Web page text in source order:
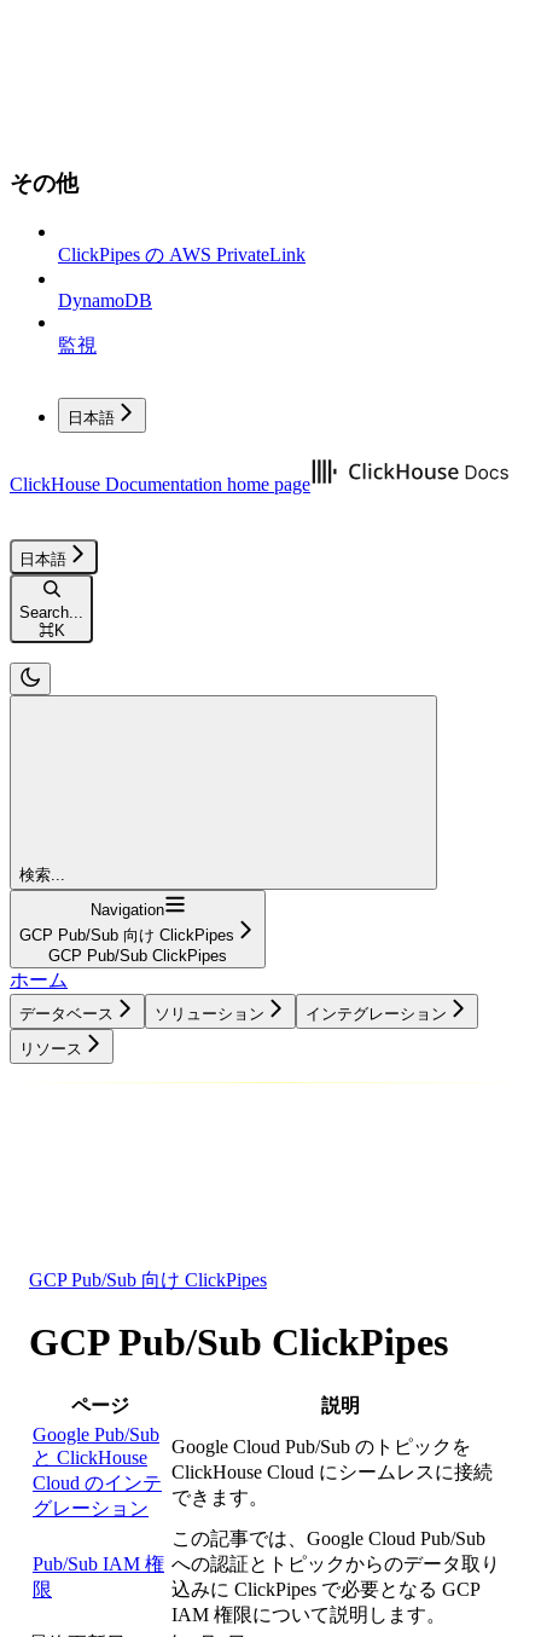
その他
ClickPipes の AWS PrivateLink
DynamoDB
監視
日本語
ClickHouse Documentation home page
日本語
Search...
⌘K
検索...
Navigation
GCP Pub/Sub 向け ClickPipes
GCP Pub/Sub ClickPipes
ホーム
データベース ソリューション
インテグレーション
リソース
GCP Pub/Sub 向け ClickPipes
GCP Pub/Sub ClickPipes
ページ
説明
Google Pub/Sub
と ClickHouse
Cloud のインテ
グレーション
Google Cloud Pub/Sub のトピックを
ClickHouse Cloud にシームレスに接続
できます。
Pub/Sub IAM 権
限
この記事では、Google Cloud Pub/Sub
への認証とトピックからのデータ取り
込みに ClickPipes で必要となる GCP
IAM 権限について説明します。